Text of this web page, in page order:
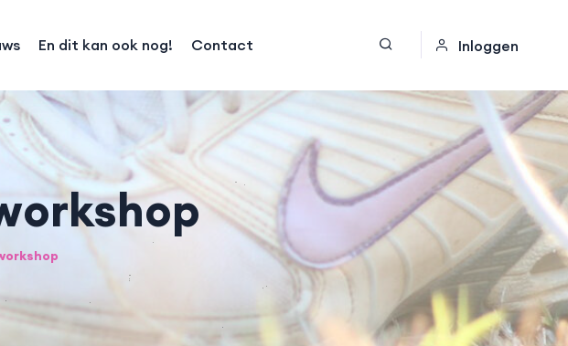
En dit kan ook nog! Contact Inloggen